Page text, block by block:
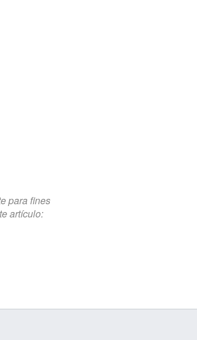
para fines
artículo: